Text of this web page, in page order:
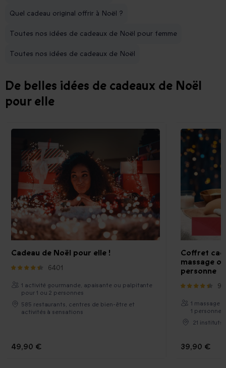
Quel cadeau original offrir à Noël ?
Toutes nos idées de cadeaux de Noël pour femme
Toutes nos idées de cadeaux de Noël
De belles idées de cadeaux de Noël
pour elle
Cadeau de Noël pour elle !
6401
1 activité gourmande, apaisante ou palpitante
pour 1 ou 2 personnes
585 restaurants, centres de bien-être et
activités à sensations
49,90 €
Coffret
massage
personne
97
1 massage
1 personne
21 instituts
39,90 €